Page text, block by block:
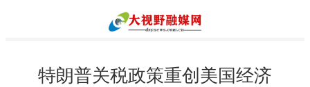
特朗普关税政策重创美国经济